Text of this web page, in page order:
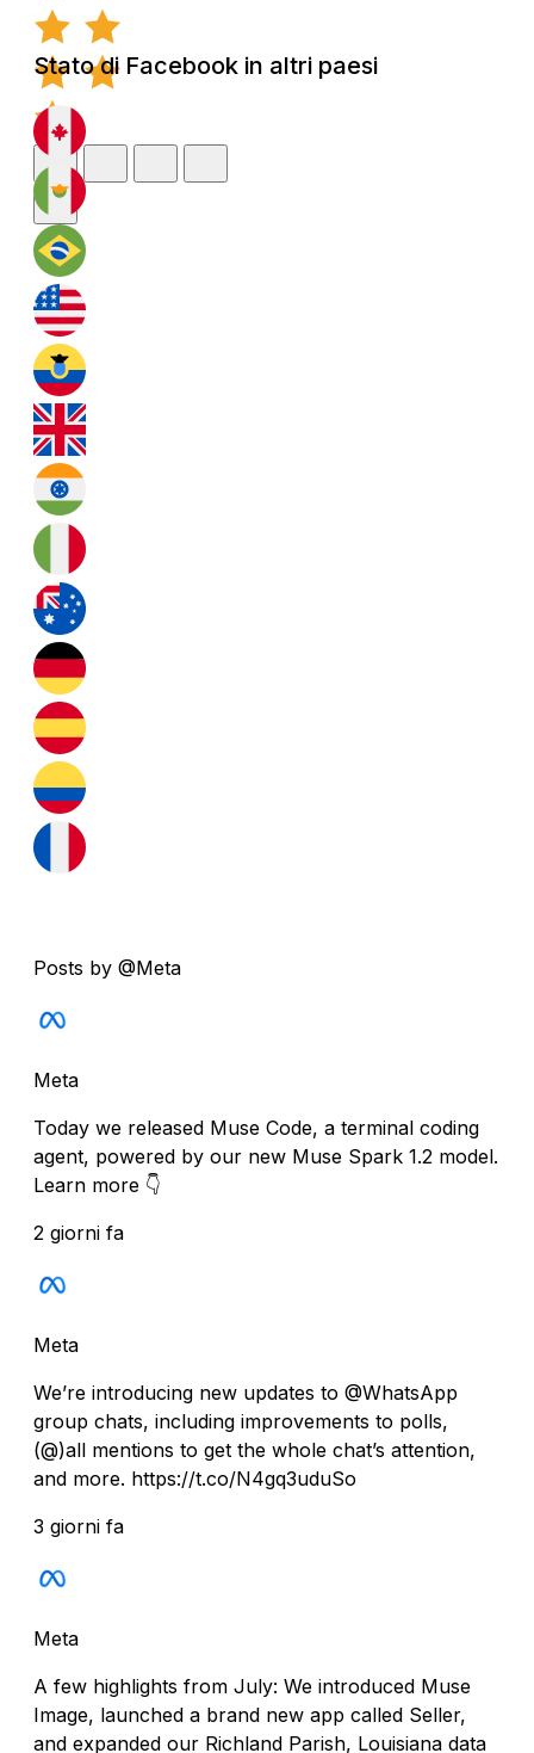
Stato di Facebook in altri paesi
Posts by @Meta
Meta
Today we released Muse Code, a terminal coding
agent, powered by our new Muse Spark 1.2 model.
Learn more 👇
2 giorni fa
Meta
We’re introducing new updates to @WhatsApp
group chats, including improvements to polls,
(@)all mentions to get the whole chat’s attention,
and more. https://t.co/N4gq3uduSo
3 giorni fa
Meta
A few highlights from July: We introduced Muse
Image, launched a brand new app called Seller,
and expanded our Richland Parish, Louisiana data